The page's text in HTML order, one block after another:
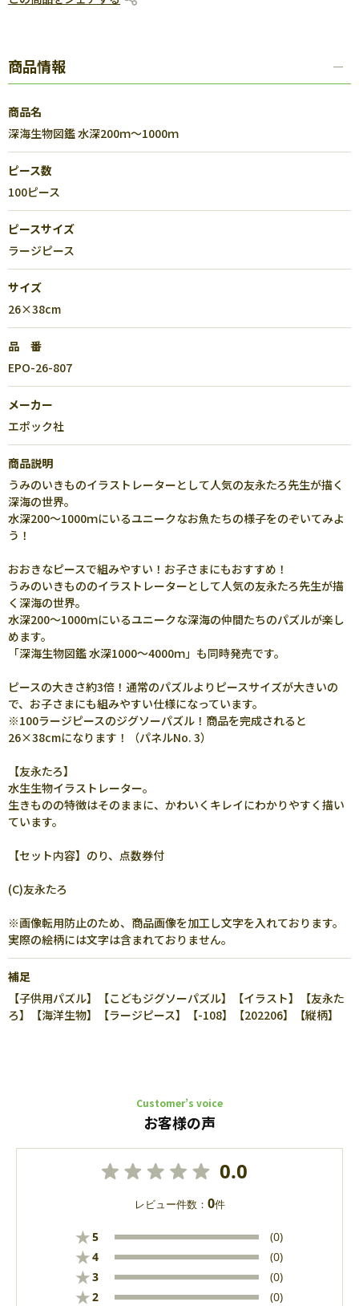
商品情報
商品名
深海生物図鑑 水深200ｍ～1000ｍ
ピース数
100ピース
ピースサイズ
ラージピース
サイズ
26×38cm
品 番
EPO-26-807
メーカー
エポック社
商品説明
うみのいきものイラストレーターとして人気の友永たろ先生が描く
深海の世界。
水深200～1000ｍにいるユニークなお魚たちの様子をのぞいてみよ
う！
おおきなピースで組みやすい！お子さまにもおすすめ！
うみのいきもののイラストレーターとして人気の友永たろ先生が描
く深海の世界。
水深200～1000ｍにいるユニークな深海の仲間たちのパズルが楽し
めます。
「深海生物図鑑 水深1000～4000ｍ」も同時発売です。
ピースの大きさ約3倍！通常のパズルよりピースサイズが大きいの
で、お子さまにも組みやすい仕様になっています。
※100ラージピースのジグソーパズル！商品を完成されると
26×38cmになります！（パネルNo. 3）
【友永たろ】
水生生物イラストレーター。
生きものの特徴はそのままに、かわいくキレイにわかりやすく描い
ています。
【セット内容】のり、点数券付
(C)友永たろ
※画像転用防止のため、商品画像を加工し文字を入れております。
実際の絵柄には文字は含まれておりません。
補足
【子供用パズル】【こどもジグソーパズル】【イラスト】【友永た
ろ】【海洋生物】【ラージピース】【-108】【202206】【縦柄】
Customer’s voice
お客様の声
0.0
レビュー件数： 0件
★5 (0)
★4 (0)
★3 (0)
★2 (0)